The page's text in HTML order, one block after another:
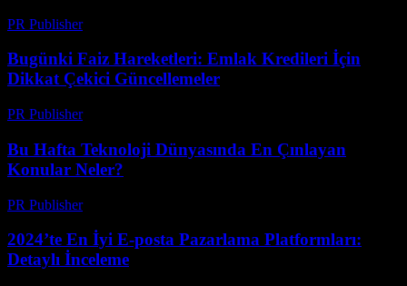
PR Publisher-
Bugünki Faiz Hareketleri: Emlak Kredileri İçin
Dikkat Çekici Güncellemeler
PR Publisher-
Bu Hafta Teknoloji Dünyasında En Çınlayan
Konular Neler?
PR Publisher-
2024’te En İyi E-posta Pazarlama Platformları:
Detaylı İnceleme